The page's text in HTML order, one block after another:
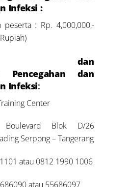
Infeksi :
peserta : Rp. 4,000,000,-
dan
Pencegahan dan
Infeksi:
Center
Boulevard Blok D/26
Serpong – Tangerang
atau 0812 1990 1006
atau 55686097